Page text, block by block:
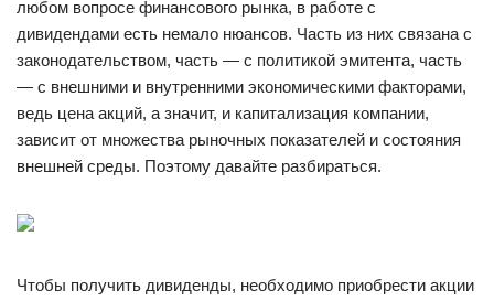
любом вопросе финансового рынка, в работе с
дивидендами есть немало нюансов. Часть из них связана с
законодательством, часть — с политикой эмитента, часть
— с внешними и внутренними экономическими факторами,
ведь цена акций, а значит, и капитализация компании,
зависит от множества рыночных показателей и состояния
внешней среды. Поэтому давайте разбираться.
Чтобы получить дивиденды, необходимо приобрести акции